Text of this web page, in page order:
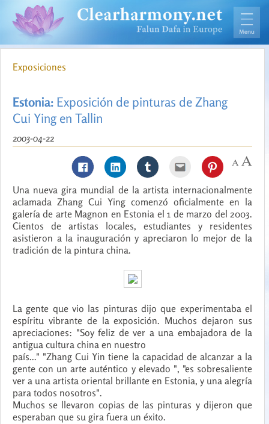
Exposiciones
Estonia: Exposición de pinturas de Zhang
Cui Ying en Tallin
2003-04-22
Una nueva gira mundial de la artista internacionalmente
aclamada Zhang Cui Ying comenzó oficialmente en la
galería de arte Magnon en Estonia el 1 de marzo del 2003.
Cientos de artistas locales, estudiantes y residentes
asistieron a la inauguración y apreciaron lo mejor de la
tradición de la pintura china.
La gente que vio las pinturas dijo que experimentaba el
espíritu vibrante de la exposición. Muchos dejaron sus
apreciaciones: "Soy feliz de ver a una embajadora de la
antigua cultura china en nuestro
país..." "Zhang Cui Yin tiene la capacidad de alcanzar a la
gente con un arte auténtico y elevado ", "es sobresaliente
ver a una artista oriental brillante en Estonia, y una alegría
para todos nosotros".
Muchos se llevaron copias de las pinturas y dijeron que
esperaban que su gira fuera un éxito.